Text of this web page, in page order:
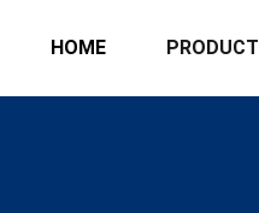
HOME PRODUCT